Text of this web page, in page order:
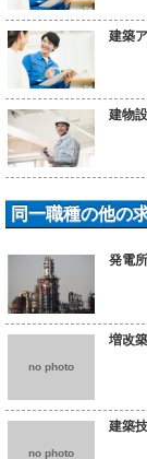
建築
建物
同一職種の他の
発電
no photo
増改
no photo
建築